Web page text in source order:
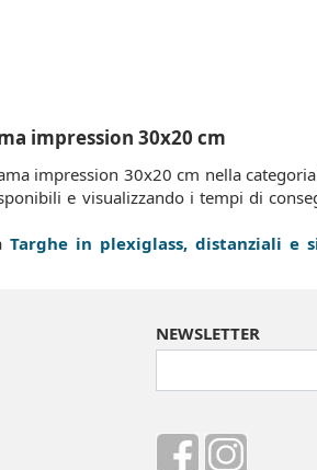
impression 30x20 cm
impression 30x20 cm nella
e visualizzando i tempi di
Targhe in plexiglass, distanziali e
NEWSLETTER